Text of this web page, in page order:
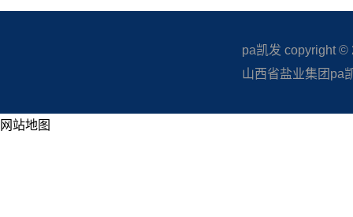
pa凯发 copyright ©
山西省盐业集团pa
网站地图